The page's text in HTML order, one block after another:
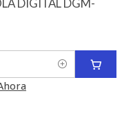
DIGITAL DGM-